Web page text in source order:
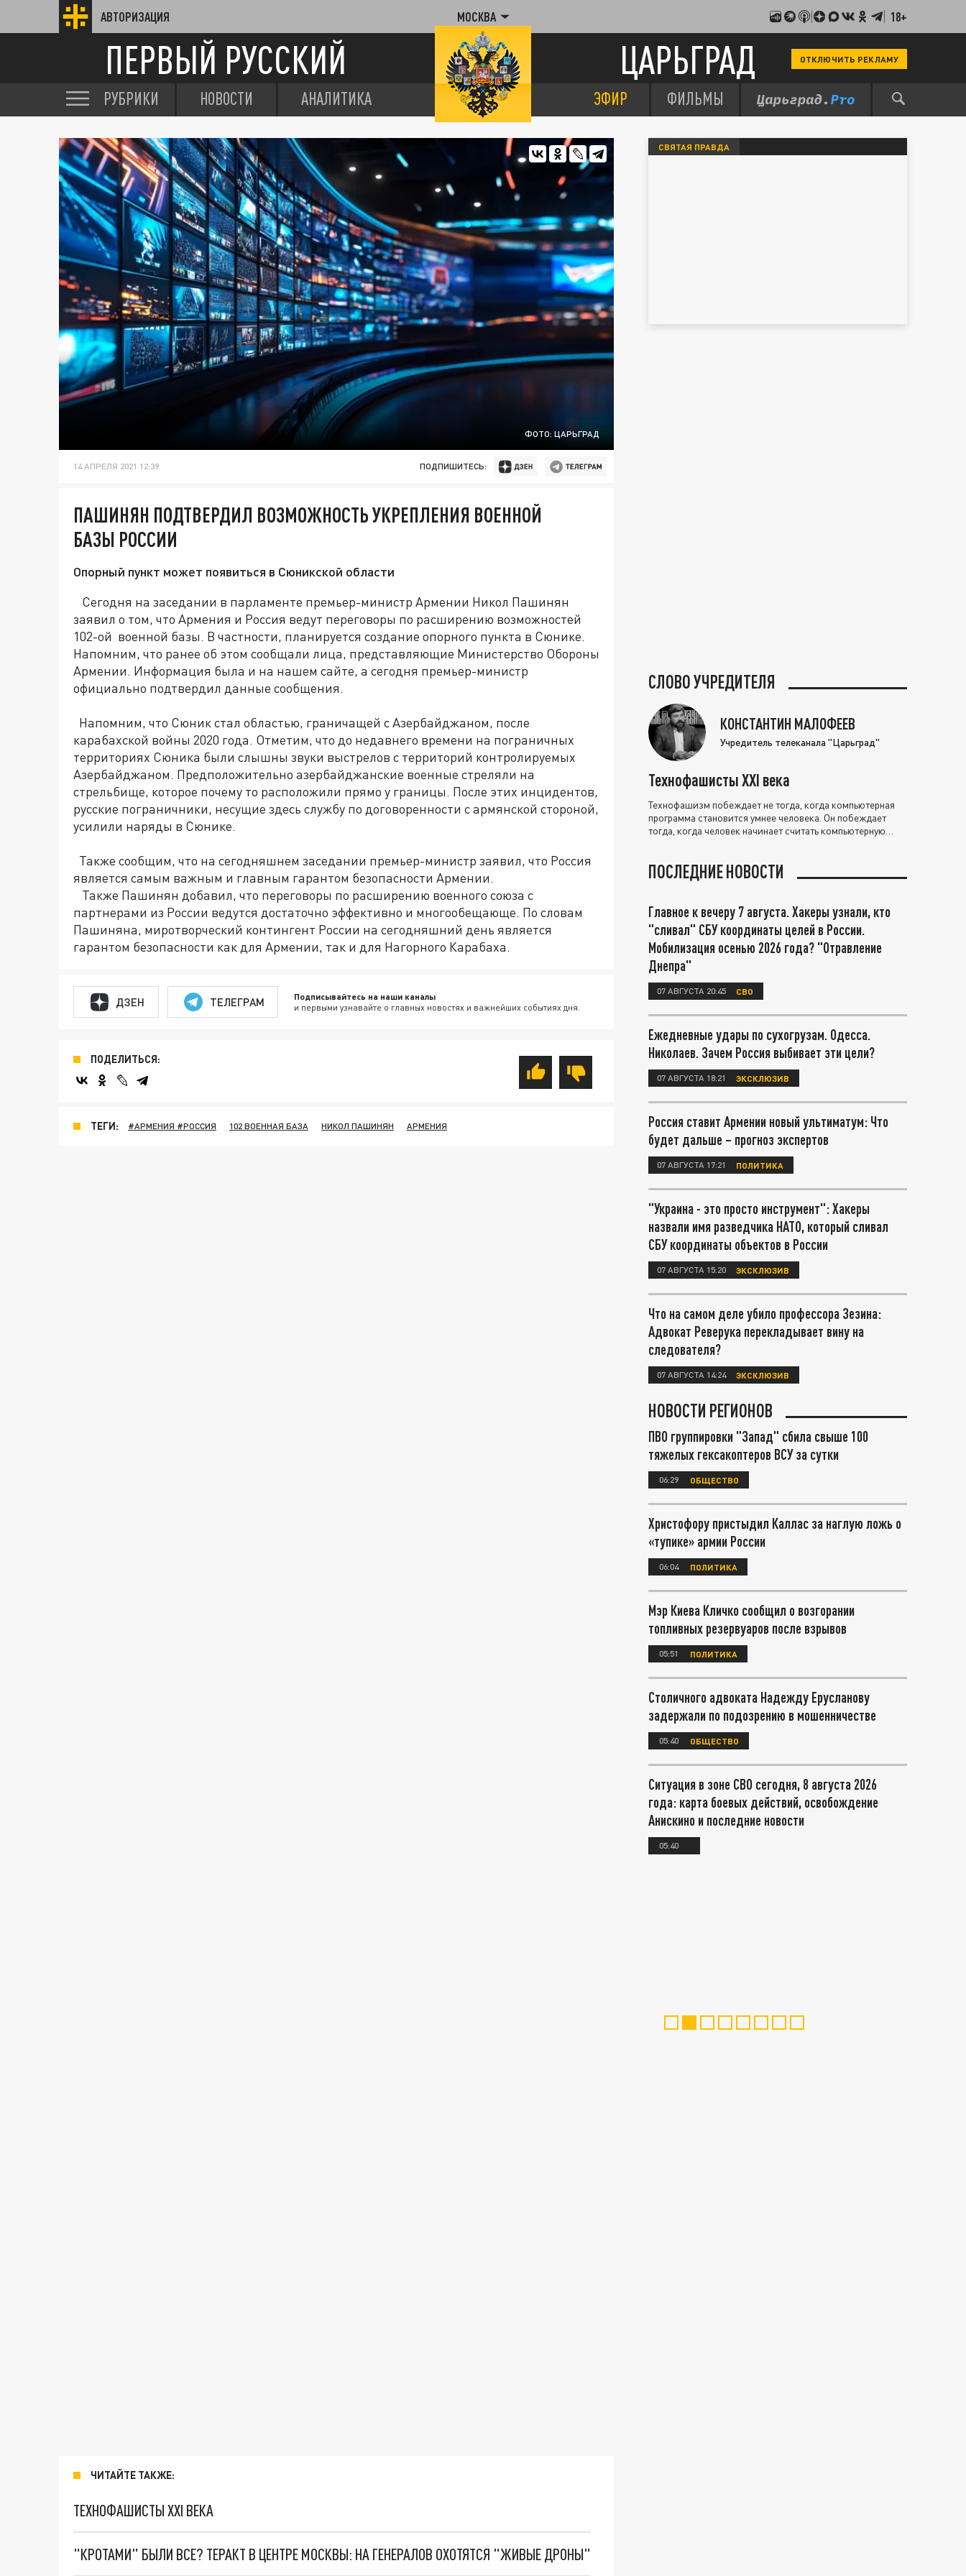
АВТОРИЗАЦИЯ МОСКВА 18+
ПЕРВЫЙ РУССКИЙ ЦАРЬГРАД ОТКЛЮЧИТЬ РЕКЛАМУ
РУБРИКИ НОВОСТИ АНАЛИТИКА ЭФИР ФИЛЬМЫ
ФОТО: ЦАРЬГРАД
14 АПРЕЛЯ 2021 12:39 ПОДПИШИТЕСЬ:
ПАШИНЯН ПОДТВЕРДИЛ ВОЗМОЖНОСТЬ УКРЕПЛЕНИЯ ВОЕННОЙ
БАЗЫ РОССИИ
Опорный пункт может появиться в Сюникской области
Сегодня на заседании в парламенте премьер-министр Армении Никол Пашинян
заявил о том, что Армения и Россия ведут переговоры по расширению возможностей
102-ой военной базы. В частности, планируется создание опорного пункта в Сюнике.
Напомним, что ранее об этом сообщали лица, представляющие Министерство Обороны
Армении. Информация была и на нашем сайте, а сегодня премьер-министр
официально подтвердил данные сообщения.
Напомним, что Сюник стал областью, граничащей с Азербайджаном, после
карабахской войны 2020 года. Отметим, что до недавнего времени на пограничных
территориях Сюника были слышны звуки выстрелов с территорий контролируемых
Азербайджаном. Предположительно азербайджанские военные стреляли на
стрельбище, которое почему то расположили прямо у границы. После этих инцидентов,
русские пограничники, несущие здесь службу по договоренности с армянской стороной,
усилили наряды в Сюнике.
Также сообщим, что на сегодняшнем заседании премьер-министр заявил, что Россия
является самым важным и главным гарантом безопасности Армении.
Также Пашинян добавил, что переговоры по расширению военного союза с
партнерами из России ведутся достаточно эффективно и многообещающе. По словам
Пашиняна, миротворческий контингент России на сегодняшний день является
гарантом безопасности как для Армении, так и для Нагорного Карабаха.
ДЗЕН ТЕЛЕГРАМ Подписывайтесь на наши каналы
и первыми узнавайте о главных новостях и важнейших событиях дня.
ПОДЕЛИТЬСЯ:
ТЕГИ: #АРМЕНИЯ #РОССИЯ 102 ВОЕННАЯ БАЗА НИКОЛ ПАШИНЯН АРМЕНИЯ
ЧИТАЙТЕ ТАКЖЕ:
ТЕХНОФАШИСТЫ XXI ВЕКА
"КРОТАМИ" БЫЛИ ВСЕ? ТЕРАКТ В ЦЕНТРЕ МОСКВЫ: НА ГЕНЕРАЛОВ ОХОТЯТСЯ "ЖИВЫЕ ДРОНЫ"
СВЯТАЯ ПРАВДА
СЛОВО УЧРЕДИТЕЛЯ
КОНСТАНТИН МАЛОФЕЕВ
Учредитель телеканала "Царьград"
Технофашисты XXI века
Технофашизм побеждает не тогда, когда компьютерная
программа становится умнее человека. Он побеждает
тогда, когда человек начинает считать компьютерную
ПОСЛЕДНИЕ НОВОСТИ
Главное к вечеру 7 августа. Хакеры узнали, кто
"сливал" СБУ координаты целей в России.
Мобилизация осенью 2026 года? "Отравление
Днепра"
07 АВГУСТА 20:45 СВО
Ежедневные удары по сухогрузам. Одесса.
Николаев. Зачем Россия выбивает эти цели?
07 АВГУСТА 18:21 ЭКСКЛЮЗИВ
Россия ставит Армении новый ультиматум: Что
будет дальше – прогноз экспертов
07 АВГУСТА 17:21 ПОЛИТИКА
"Украина - это просто инструмент": Хакеры
назвали имя разведчика НАТО, который сливал
СБУ координаты объектов в России
07 АВГУСТА 15:20 ЭКСКЛЮЗИВ
Что на самом деле убило профессора Зезина:
Адвокат Реверука перекладывает вину на
следователя?
07 АВГУСТА 14:24 ЭКСКЛЮЗИВ
НОВОСТИ РЕГИОНОВ
ПВО группировки "Запад" сбила свыше 100
тяжелых гексакоптеров ВСУ за сутки
06:29 ОБЩЕСТВО
Христофору пристыдил Каллас за наглую ложь о
«тупике» армии России
06:04 ПОЛИТИКА
Мэр Киева Кличко сообщил о возгорании
топливных резервуаров после взрывов
05:51 ПОЛИТИКА
Столичного адвоката Надежду Ерусланову
задержали по подозрению в мошенничестве
05:40 ОБЩЕСТВО
Ситуация в зоне СВО сегодня, 8 августа 2026
года: карта боевых действий, освобождение
Анискино и последние новости
05:40